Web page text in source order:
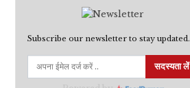
Subscribe our newsletter to stay updated.
सदस्यता लें